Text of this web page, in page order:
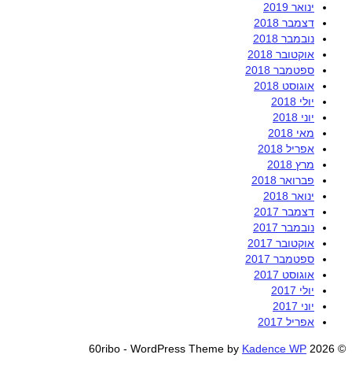
ינואר 2019
דצמבר 2018
נובמבר 2018
אוקטובר 2018
ספטמבר 2018
אוגוסט 2018
יולי 2018
יוני 2018
מאי 2018
אפריל 2018
מרץ 2018
פברואר 2018
ינואר 2018
דצמבר 2017
נובמבר 2017
אוקטובר 2017
ספטמבר 2017
אוגוסט 2017
יולי 2017
יוני 2017
אפריל 2017
© 2026 60ribo - WordPress Theme by
Kadence WP